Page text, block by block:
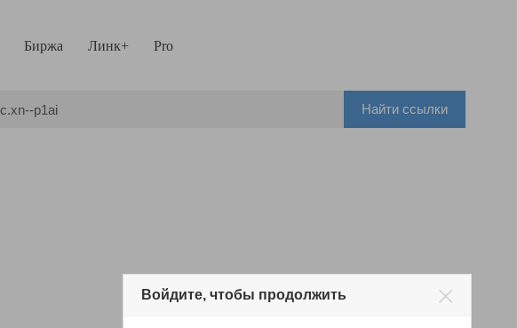
Биржа Линк+ Pro
Найти ссылки
Войдите, чтобы продолжить